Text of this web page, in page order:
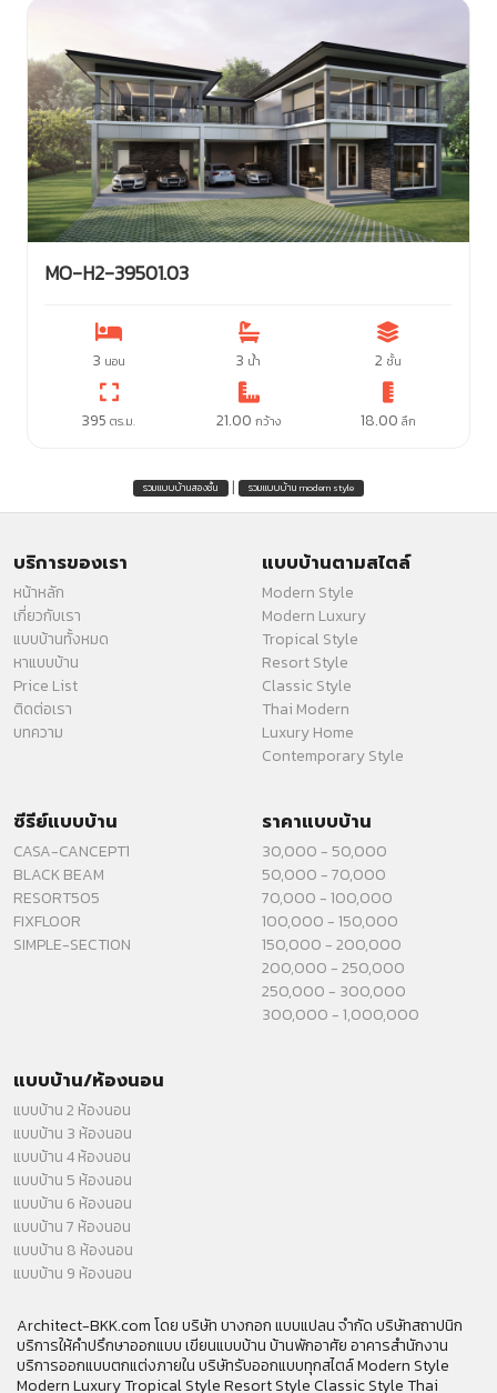
MO-H2-39501.03
3 นอน 3 น้ำ 2 ชั้น
395 ตร.ม. 21.00 กว้าง 18.00 ลึก
รวมแบบบ้านสองชั้น | รวมแบบบ้าน modern style
บริการของเรา
หน้าหลัก
เกี่ยวกับเรา
แบบบ้านทั้งหมด
หาแบบบ้าน
Price List
ติดต่อเรา
บทความ
แบบบ้านตามสไตล์
Modern Style
Modern Luxury
Tropical Style
Resort Style
Classic Style
Thai Modern
Luxury Home
Contemporary Style
ซีรีย์แบบบ้าน
CASA-CANCEPT1
BLACK BEAM
RESORT505
FIXFLOOR
SIMPLE-SECTION
ราคาแบบบ้าน
30,000 - 50,000
50,000 - 70,000
70,000 - 100,000
100,000 - 150,000
150,000 - 200,000
200,000 - 250,000
250,000 - 300,000
300,000 - 1,000,000
แบบบ้าน/ห้องนอน
แบบบ้าน 2 ห้องนอน
แบบบ้าน 3 ห้องนอน
แบบบ้าน 4 ห้องนอน
แบบบ้าน 5 ห้องนอน
แบบบ้าน 6 ห้องนอน
แบบบ้าน 7 ห้องนอน
แบบบ้าน 8 ห้องนอน
แบบบ้าน 9 ห้องนอน
Architect-BKK.com โดย บริษัท บางกอก แบบแปลน จำกัด บริษัทสถาปนิก
บริการให้คำปรึกษาออกแบบ เขียนแบบบ้าน บ้านพักอาศัย อาคารสำนักงาน
บริการออกแบบตกแต่งภายใน บริษัทรับออกแบบทุกสไตล์ Modern Style
Modern Luxury Tropical Style Resort Style Classic Style Thai